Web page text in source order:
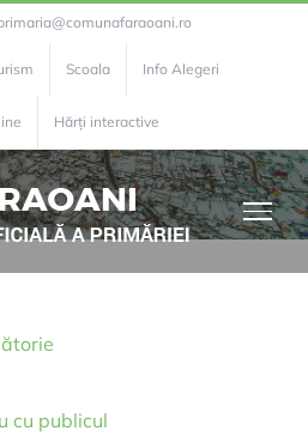
Scoala Info Alegeri
Hărți interactive
Stare
cu publicul